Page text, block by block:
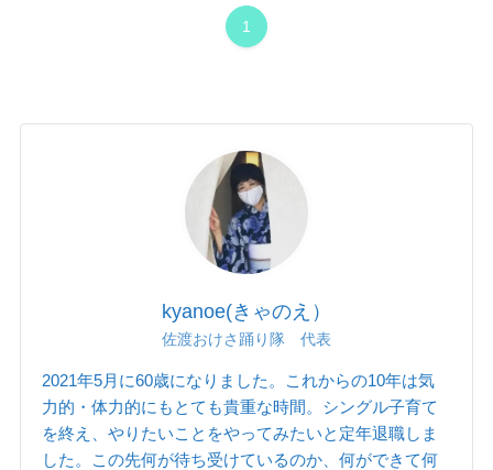
1
kyanoe(きゃのえ）
佐渡おけさ踊り隊 代表
2021年5月に60歳になりました。これからの10年は気
力的・体力的にもとても貴重な時間。シングル子育て
を終え、やりたいことをやってみたいと定年退職しま
した。この先何が待ち受けているのか、何ができて何